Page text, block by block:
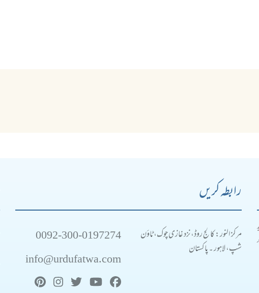
رابطہ کریں
مرکز النور: کالج روڈ، نزد غازی چوک، ٹاؤن
شپ، لاہور ۔ پاکستان
0092-300-0197274
info@urdufatwa.com